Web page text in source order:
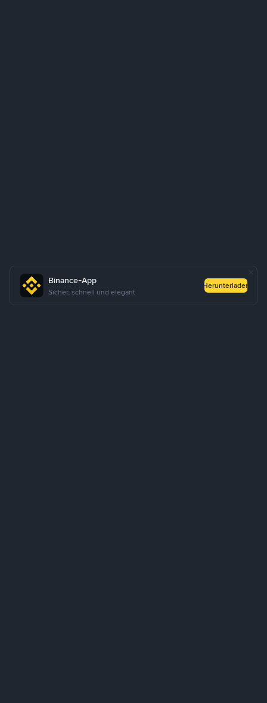
Binance-App
Sicher, schnell und elegant
Herunterladen